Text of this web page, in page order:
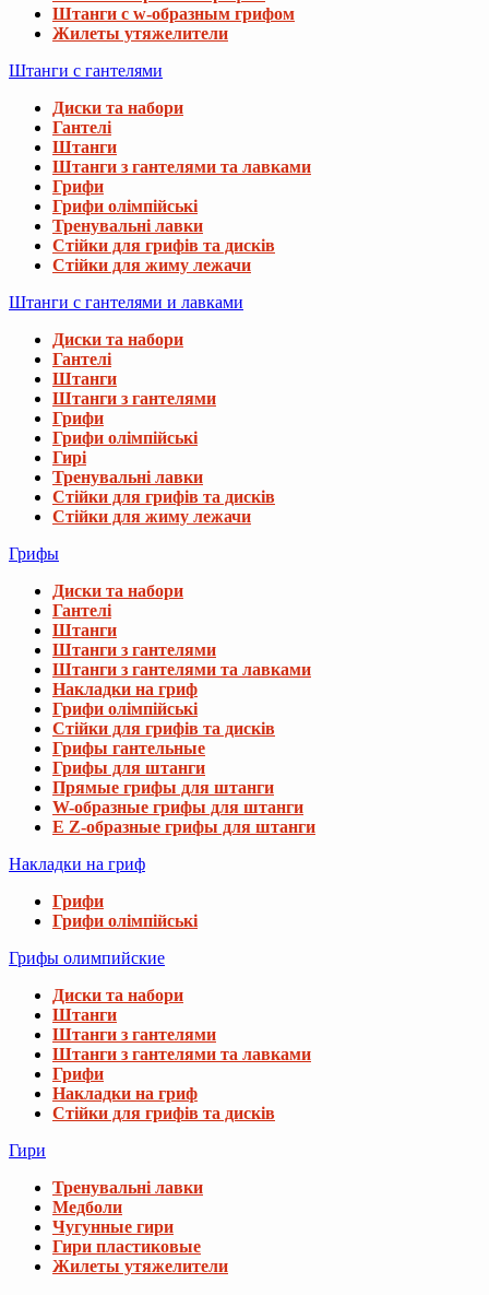
Штанги с w-образным грифом
Жилеты утяжелители
Штанги с гантелями
Диски та набори
Гантелі
Штанги
Штанги з гантелями та лавками
Грифи
Грифи олімпійські
Тренувальні лавки
Стійки для грифів та дисків
Стійки для жиму лежачи
Штанги с гантелями и лавками
Диски та набори
Гантелі
Штанги
Штанги з гантелями
Грифи
Грифи олімпійські
Гирі
Тренувальні лавки
Стійки для грифів та дисків
Стійки для жиму лежачи
Грифы
Диски та набори
Гантелі
Штанги
Штанги з гантелями
Штанги з гантелями та лавками
Накладки на гриф
Грифи олімпійські
Стійки для грифів та дисків
Грифы гантельные
Грифы для штанги
Прямые грифы для штанги
W-образные грифы для штанги
E Z-образные грифы для штанги
Накладки на гриф
Грифи
Грифи олімпійські
Грифы олимпийские
Диски та набори
Штанги
Штанги з гантелями
Штанги з гантелями та лавками
Грифи
Накладки на гриф
Стійки для грифів та дисків
Гири
Тренувальні лавки
Медболи
Чугунные гири
Гири пластиковые
Жилеты утяжелители